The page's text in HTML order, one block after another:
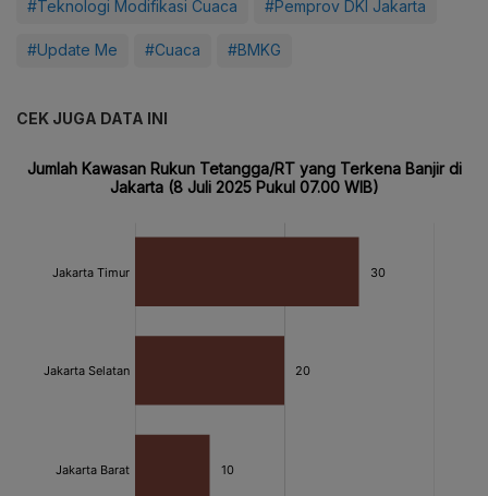
#Teknologi Modifikasi Cuaca #Pemprov DKI Jakarta
#Update Me #Cuaca #BMKG
CEK JUGA DATA INI